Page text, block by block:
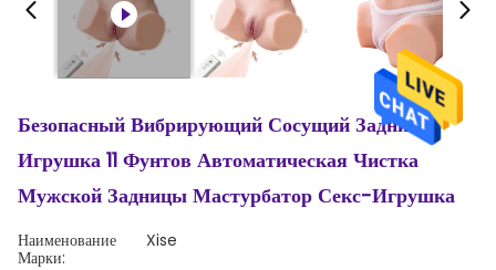
Безопасный Вибрирующий Сосущий Задницу
Игрушка 11 Фунтов Автоматическая Чистка
Мужской Задницы Мастурбатор Секс-Игрушка
Наименование
Марки:
Xise